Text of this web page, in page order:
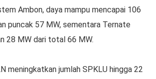
Ambon, daya mampu mencapai 106
puncak 57 MW, sementara Ternate
28 MW dari total 66 MW.
meningkatkan jumlah SPKLU hingga 22